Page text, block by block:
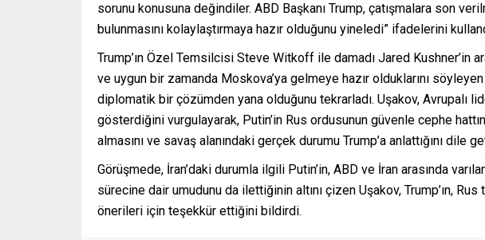
sorunu konusuna değindiler. ABD Başkanı Trump, çatışmalara son
bulunmasını kolaylaştırmaya hazır olduğunu yineledi” ifadelerini
Trump’ın Özel Temsilcisi Steve Witkoff ile damadı Jared Kushner’in
ve uygun bir zamanda Moskova’ya gelmeye hazır olduklarını söyleyen
diplomatik bir çözümden yana olduğunu tekrarladı. Uşakov, Avrupalı
gösterdiğini vurgulayarak, Putin’in Rus ordusunun güvenle cephe
almasını ve savaş alanındaki gerçek durumu Trump’a anlattığını dile
Görüşmede, İran’daki durumla ilgili Putin’in, ABD ve İran arasında
sürecine dair umudunu da ilettiğinin altını çizen Uşakov, Trump’ın, Rus
önerileri için teşekkür ettiğini bildirdi.